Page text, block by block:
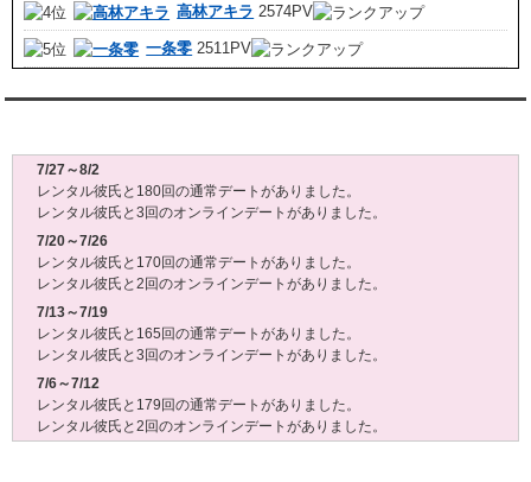
高林アキラ 2574PV
一条零 2511PV
7/27～8/2
レンタル彼氏と180回の通常デートがありました。
レンタル彼氏と3回のオンラインデートがありました。
7/20～7/26
レンタル彼氏と170回の通常デートがありました。
レンタル彼氏と2回のオンラインデートがありました。
7/13～7/19
レンタル彼氏と165回の通常デートがありました。
レンタル彼氏と3回のオンラインデートがありました。
7/6～7/12
レンタル彼氏と179回の通常デートがありました。
レンタル彼氏と2回のオンラインデートがありました。